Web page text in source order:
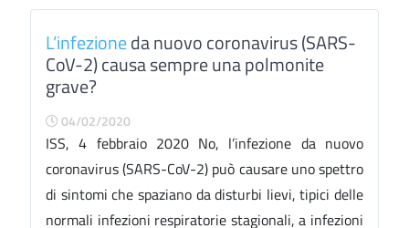
L’infezioneda nuovo coronavirus (SARS-
CoV-2) causa sempre una polmonite
grave?
04/02/2020
ISS, 4 febbraio 2020 No, l’infezione da nuovo
coronavirus (SARS-CoV-2) può causare uno spettro
di sintomi che spaziano da disturbi lievi, tipici delle
normali infezioni respiratorie stagionali, a infezioni